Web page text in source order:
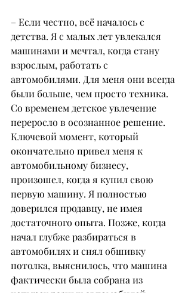
– Если честно, всё началось с
детства. Я с малых лет увлекался
машинами и мечтал, когда стану
взрослым, работать с
автомобилями. Для меня они всегда
были больше, чем просто техника.
Со временем детское увлечение
переросло в осознанное решение.
Ключевой момент, который
окончательно привел меня к
автомобильному бизнесу,
произошел, когда я купил свою
первую машину. Я полностью
доверился продавцу, не имея
достаточного опыта. Позже, когда
начал глубже разбираться в
автомобилях и снял обшивку
потолка, выяснилось, что машина
фактически была собрана из